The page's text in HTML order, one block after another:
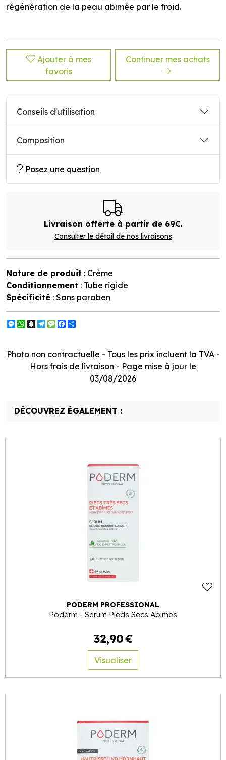
régénération de la peau abîmée par le froid.
Ajouter à mes
favoris
Continuer mes achats
Conseils d'utilisation
Composition
Posez une question
Livraison offerte à partir de 69€.
Consulter le détail de nos livraisons
Nature de produit : Crème
Conditionnement : Tube rigide
Spécificité : Sans paraben
Messenger
WhatsApp
Snapchat
Telegram
Message
Facebook
Photo non contractuelle - Tous les prix incluent la TVA -
Hors frais de livraison - Page mise à jour le
03/08/2026
DÉCOUVREZ ÉGALEMENT :
PODERM PROFESSIONAL
Poderm - Serum Pieds Secs Abimes
32,90€
Visualiser